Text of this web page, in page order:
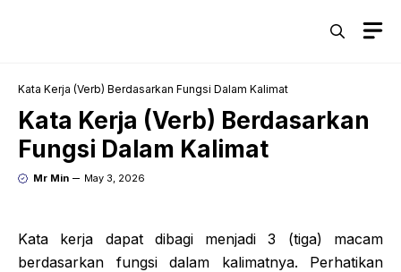
Kata Kerja (Verb) Berdasarkan Fungsi Dalam Kalimat
Kata Kerja (Verb) Berdasarkan
Fungsi Dalam Kalimat
Mr Min May 3, 2026
Kata kerja dapat dibagi menjadi 3 (tiga) macam
berdasarkan fungsi dalam kalimatnya. Perhatikan